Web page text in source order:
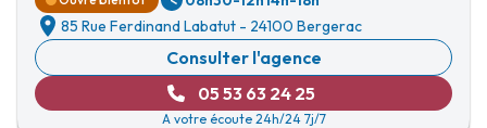
85 Rue Ferdinand Labatut - 24100 Bergerac
Consulter l'agence
05 53 63 24 25
A votre écoute 24h/24 7j/7